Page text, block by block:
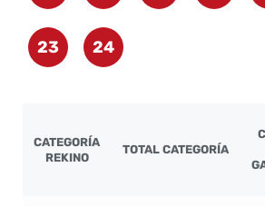
23 24
CATEGORÍA
REKINO
TOTAL CATEGORÍA